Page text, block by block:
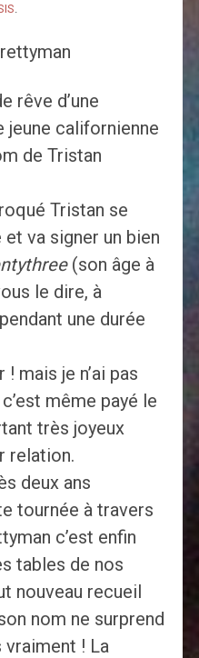
rêve d’une
jeune californienne
de Tristan
Tristan se
va signer un bien
(son âge à
le dire, à
une durée
mais je n’ai pas
même payé le
très joyeux
relation.
deux ans
tournée à travers
c’est enfin
tables de nos
nouveau recueil
nom ne surprend
vraiment ! La